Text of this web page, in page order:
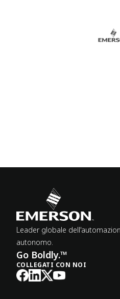
Leader globale
autonomo.
Go Boldly.™
COLLEGATI CON NOI